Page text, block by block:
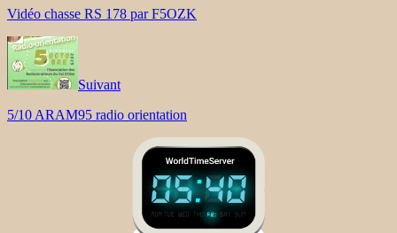
Vidéo chasse RS 178 par F5OZK
Suivant
5/10 ARAM95 radio orientation